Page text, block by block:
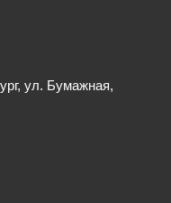
ул. Бумажная,